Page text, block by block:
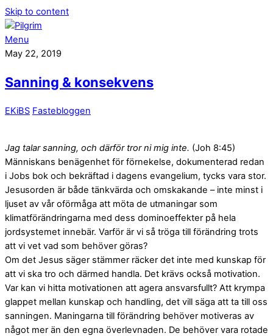
Skip to content
Menu
May 22, 2019
Sanning & konsekvens
EKiBS Fastebloggen
Jag talar sanning, och därför tror ni mig inte. (Joh 8:45)
Människans benägenhet för förnekelse, dokumenterad redan
i Jobs bok och bekräftad i dagens evangelium, tycks vara stor.
Jesusorden är både tänkvärda och omskakande – inte minst i
ljuset av vår oförmåga att möta de utmaningar som
klimatförändringarna med dess dominoeffekter på hela
jordsystemet innebär. Varför är vi så tröga till förändring trots
att vi vet vad som behöver göras?
Om det Jesus säger stämmer räcker det inte med kunskap för
att vi ska tro och därmed handla. Det krävs också motivation.
Var kan vi hitta motivationen att agera ansvarsfullt? Att krympa
glappet mellan kunskap och handling, det vill säga att ta till oss
sanningen. Maningarna till förändring behöver motiveras av
något mer än den egna överlevnaden. De behöver vara rotade